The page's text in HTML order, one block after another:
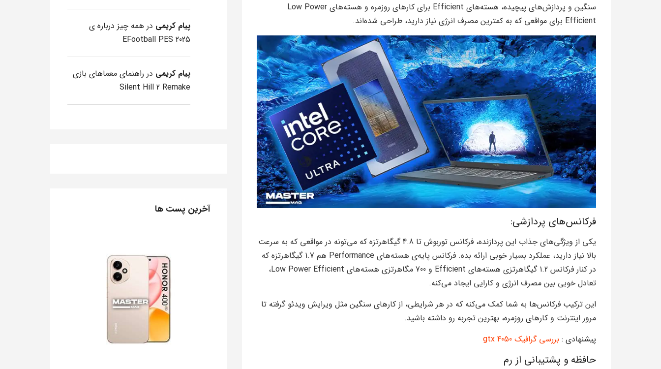
سنگین و پردازش‌های پیچیده، هسته‌های Efficient برای کارهای روزمره و هسته‌های Low Power
Efficient برای مواقعی که به کمترین مصرف انرژی نیاز دارید، طراحی شده‌اند.
فرکانس‌های پردازشی:
یکی از ویژگی‌های جذاب این پردازنده، فرکانس توربوش تا 4.8 گیگاهرتزه که می‌تونه در مواقعی که به سرعت
بالا نیاز دارید، عملکرد بسیار خوبی ارائه بده. فرکانس پایه‌ی هسته‌های Performance هم 1.7 گیگاهرتزه که
در کنار فرکانس 1.2 گیگاهرتزی هسته‌های Efficient و 700 مگاهرتزی هسته‌های Low Power Efficient،
تعادل خوبی بین مصرف انرژی و کارایی ایجاد می‌کنه.
این ترکیب فرکانس‌ها به شما کمک می‌کنه که در هر شرایطی، از کارهای سنگین مثل ویرایش ویدئو گرفته تا
مرور اینترنت و کارهای روزمره، بهترین تجربه رو داشته باشید.
پیشنهادی : بررسی گرافیک gtx 4050
حافظه و پشتیبانی از رم
پیام کریمی در همه چیز درباره ی
EFootball PES 2025
پیام کریمی در راهنمای معماهای بازی
Silent Hill 2 Remake
آخرین پست ها